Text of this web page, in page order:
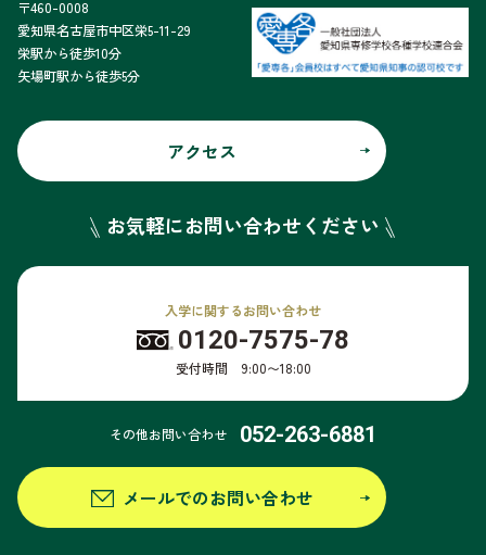
〒460-0008
愛知県名古屋市中区栄5-11-29
栄駅から徒歩10分
矢場町駅から徒歩5分
アクセス
お気軽にお問い合わせください
入学に関するお問い合わせ
0120-7575-78
受付時間 9:00〜18:00
その他お問い合わせ 052-263-6881
メールでのお問い合わせ